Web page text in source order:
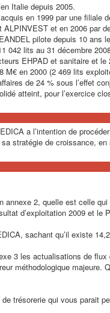
Italie depuis 2005.
en 1999 par une
et en 2006 par
pilote depuis 10 ans
042 lits au 31 décembre
EHPAD et sanitaire et le
M€ en 2000 (2 469 lits
de 24 % sous l’effet
atteint, pour l’exercice
a l’intention de
stratégie de croissance,
2, quelle est celle
d’exploitation 2009 et le
sachant qu’il existe
3 les actualisations de
méthodologique
trésorerie qui vous parait